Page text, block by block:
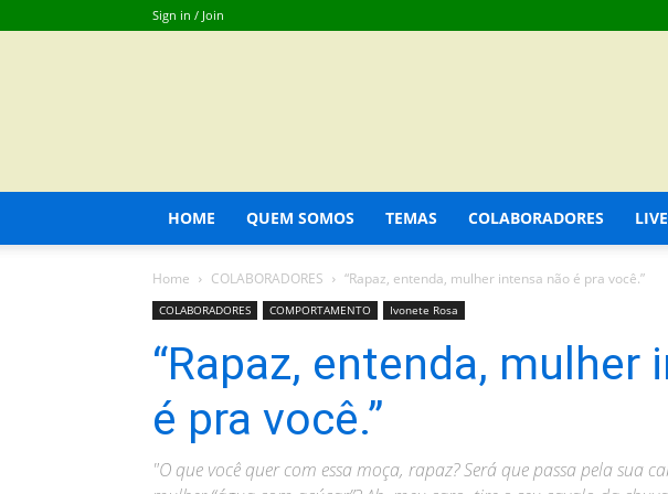
Sign in / Join
HOME QUEM SOMOS TEMAS COLABORADORES
Home COLABORADORES “Rapaz, entenda, mulher intensa não é pra você.”
COLABORADORES COMPORTAMENTO Ivonete Rosa
“Rapaz, entenda, mulher
é pra você.”
"O que você quer com essa moça, rapaz? Será que passa pela sua